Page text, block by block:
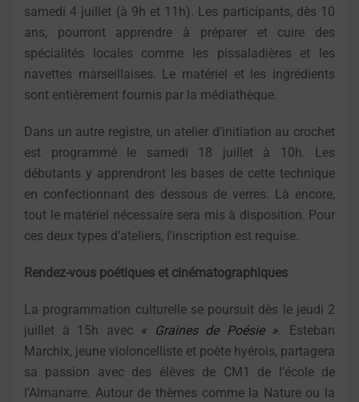
samedi 4 juillet (à 9h et 11h). Les participants, dès 10
ans, pourront apprendre à préparer et cuire des
spécialités locales comme les pissaladières et les
navettes marseillaises. Le matériel et les ingrédients
sont entièrement fournis par la médiathèque.
Dans un autre registre, un atelier d’initiation au crochet
est programmé le samedi 18 juillet à 10h. Les
débutants y apprendront les bases de cette technique
en confectionnant des dessous de verres. Là encore,
tout le matériel nécessaire sera mis à disposition. Pour
ces deux types d’ateliers, l’inscription est requise.
Rendez-vous poétiques et cinématographiques
La programmation culturelle se poursuit dès le jeudi 2
juillet à 15h avec « Graines de Poésie ». Esteban
Marchix, jeune violoncelliste et poète hyérois, partagera
sa passion avec des élèves de CM1 de l’école de
l’Almanarre. Autour de thèmes comme la Nature ou la